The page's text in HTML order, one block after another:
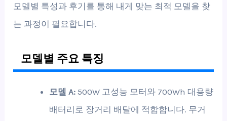
모델별 특성과 후기를 통해 내게 맞는 최적 모델을 찾
는 과정이 필요합니다.
모델별 주요 특징
모델 A: 500W 고성능 모터와 700Wh 대용량
배터리로 장거리 배달에 적합합니다. 무거